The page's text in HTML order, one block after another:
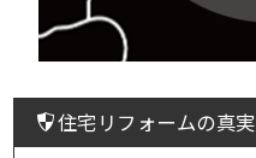
住宅リフォームの真実